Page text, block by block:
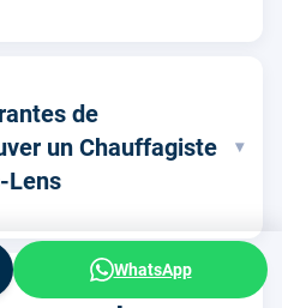
de
un Chauffagiste
Lens
▾
WhatsApp